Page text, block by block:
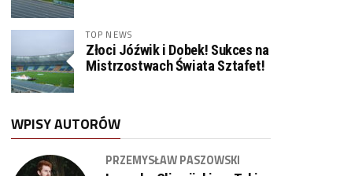
TOP NEWS
Złoci Jóźwik i Dobek! Sukces na
Mistrzostwach Świata Sztafet!
WPISY AUTORÓW
PRZEMYSŁAW PASZOWSKI